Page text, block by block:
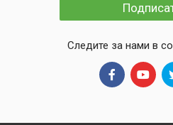
Следите за нами в